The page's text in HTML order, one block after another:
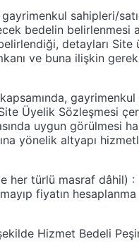
gayrimenkul sahipleri/
bedelin belirlenmesi
detayları
ve buna ilişkin
Üyelik Sözleşmesi
uygun görülmesi
yönelik altyapı
her türlü masraf dâhil) :
fiyatın
Hizmet Bedeli